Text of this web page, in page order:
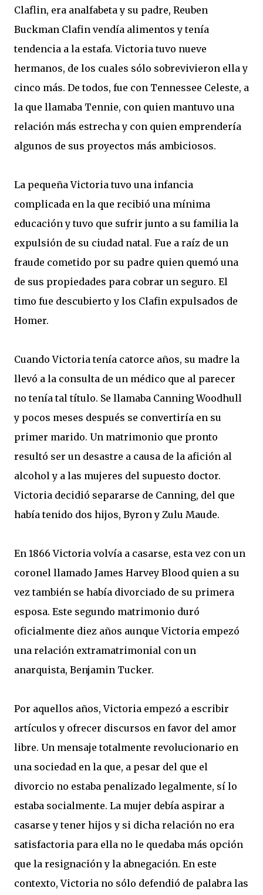
Claflin, era analfabeta y su padre, Reuben
Buckman Clafin vendía alimentos y tenía
tendencia a la estafa. Victoria tuvo nueve
hermanos, de los cuales sólo sobrevivieron ella y
cinco más. De todos, fue con Tennessee Celeste, a
la que llamaba Tennie, con quien mantuvo una
relación más estrecha y con quien emprendería
algunos de sus proyectos más ambiciosos.
La pequeña Victoria tuvo una infancia
complicada en la que recibió una mínima
educación y tuvo que sufrir junto a su familia la
expulsión de su ciudad natal. Fue a raíz de un
fraude cometido por su padre quien quemó una
de sus propiedades para cobrar un seguro. El
timo fue descubierto y los Clafin expulsados de
Homer.
Cuando Victoria tenía catorce años, su madre la
llevó a la consulta de un médico que al parecer
no tenía tal título. Se llamaba Canning Woodhull
y pocos meses después se convertiría en su
primer marido. Un matrimonio que pronto
resultó ser un desastre a causa de la afición al
alcohol y a las mujeres del supuesto doctor.
Victoria decidió separarse de Canning, del que
había tenido dos hijos, Byron y Zulu Maude.
En 1866 Victoria volvía a casarse, esta vez con un
coronel llamado James Harvey Blood quien a su
vez también se había divorciado de su primera
esposa. Este segundo matrimonio duró
oficialmente diez años aunque Victoria empezó
una relación extramatrimonial con un
anarquista, Benjamin Tucker.
Por aquellos años, Victoria empezó a escribir
artículos y ofrecer discursos en favor del amor
libre. Un mensaje totalmente revolucionario en
una sociedad en la que, a pesar del que el
divorcio no estaba penalizado legalmente, sí lo
estaba socialmente. La mujer debía aspirar a
casarse y tener hijos y si dicha relación no era
satisfactoria para ella no le quedaba más opción
que la resignación y la abnegación. En este
contexto, Victoria no sólo defendió de palabra las